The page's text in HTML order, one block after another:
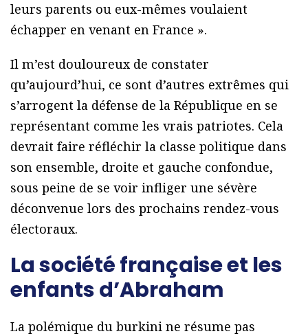
leurs parents ou eux-mêmes voulaient
échapper en venant en France ».
Il m’est douloureux de constater
qu’aujourd’hui, ce sont d’autres extrêmes qui
s’arrogent la défense de la République en se
représentant comme les vrais patriotes. Cela
devrait faire réfléchir la classe politique dans
son ensemble, droite et gauche confondue,
sous peine de se voir infliger une sévère
déconvenue lors des prochains rendez-vous
électoraux.
La société française et les
enfants d’Abraham
La polémique du burkini ne résume pas